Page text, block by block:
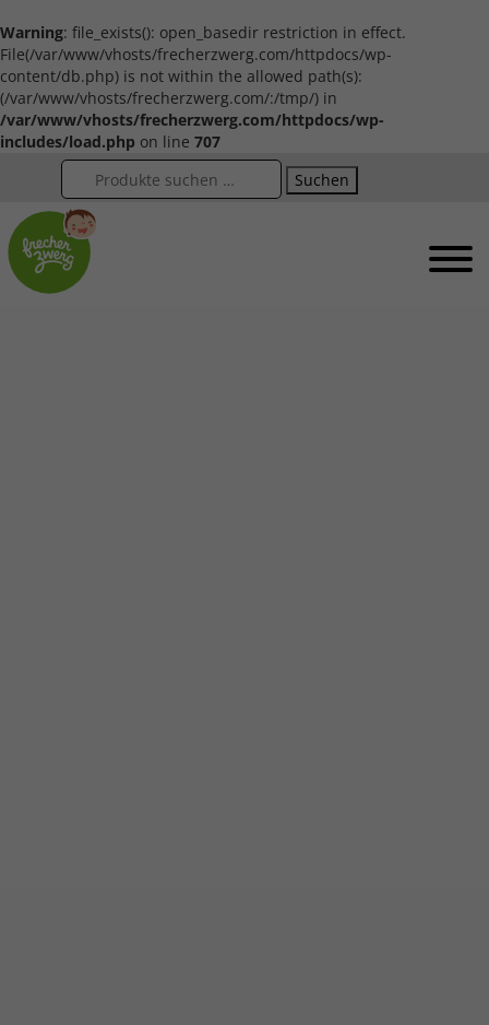
Warning: file_exists(): open_basedir restriction in effect.
File(/var/www/vhosts/frecherzwerg.com/httpdocs/wp-
content/db.php) is not within the allowed path(s):
(/var/www/vhosts/frecherzwerg.com/:/tmp/) in
/var/www/vhosts/frecherzwerg.com/httpdocs/wp-
includes/load.php on line 707
Suchen